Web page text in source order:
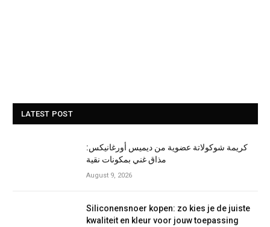
LATEST POST
كريمة شوكولاتة عضوية من ديميس أورغانيكس:
مذاق غني بمكونات نقية
August 9, 2026
Siliconensnoer kopen: zo kies je de juiste
kwaliteit en kleur voor jouw toepassing